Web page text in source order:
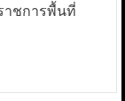
าชการพื้นที่